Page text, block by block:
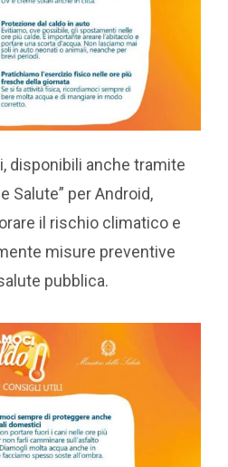
disponibili anche tramite
Salute” per Android,
il rischio climatico e
misure preventive
pubblica.